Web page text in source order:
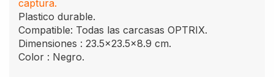
captura.
Plastico durable.
Compatible: Todas las carcasas OPTRIX.
Dimensiones : 23.5x23.5x8.9 cm.
Color : Negro.